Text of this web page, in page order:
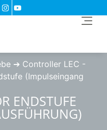
➔ Controller LEC -
(Impulseingang
ENDSTUFE